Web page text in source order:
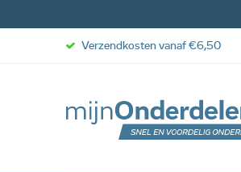
Verzendkosten vanaf €6,50